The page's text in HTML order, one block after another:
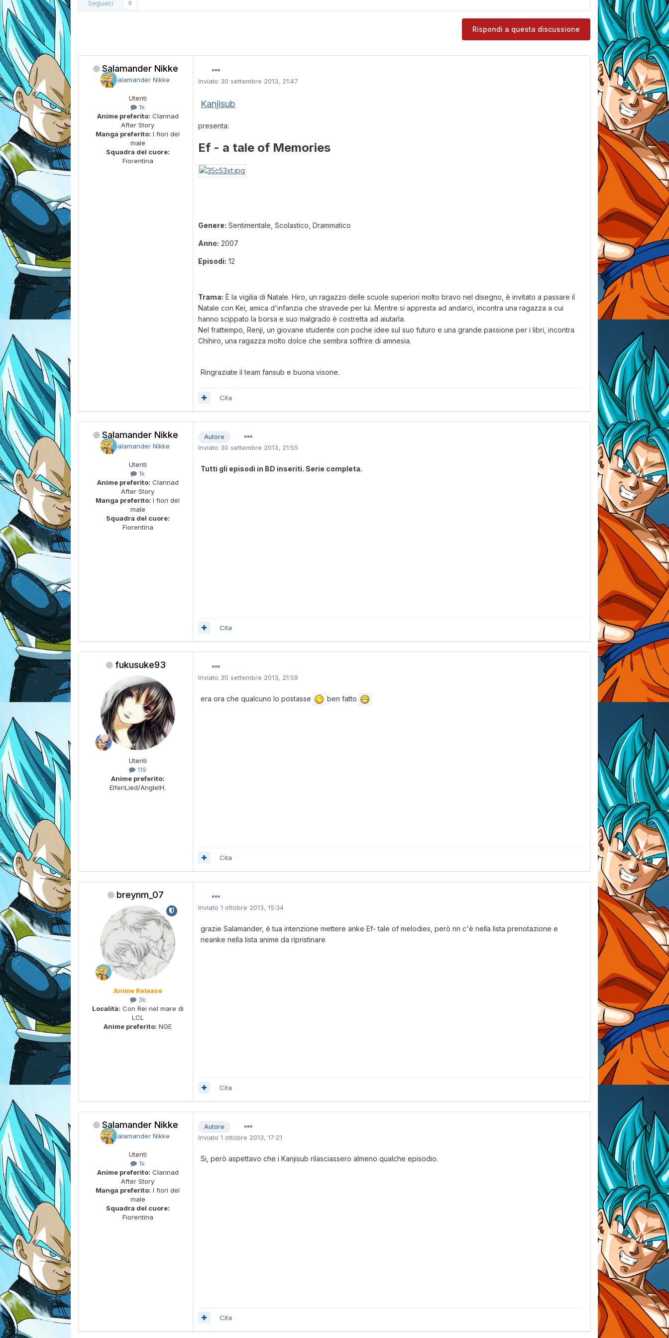
Seguaci 0
Rispondi a questa discussione
Salamander Nikke
Utenti
1k
Anime preferito: Clannad
After Story
Manga preferito: I fiori del
male
Squadra del cuore:
Fiorentina
Inviato 30 settembre 2013, 21:47
Kanjisub
presenta:
Ef - a tale of Memories
Genere: Sentimentale, Scolastico, Drammatico
Anno: 2007
Episodi: 12
Trama: È la vigilia di Natale. Hiro, un ragazzo delle scuole superiori molto bravo nel disegno, è invitato a passare il
Natale con Kei, amica d'infanzia che stravede per lui. Mentre si appresta ad andarci, incontra una ragazza a cui
hanno scippato la borsa e suo malgrado è costretta ad aiutarla.
Nel frattempo, Renji, un giovane studente con poche idee sul suo futuro e una grande passione per i libri, incontra
Chihiro, una ragazza molto dolce che sembra soffrire di amnesia.
Ringraziate il team fansub e buona visone.
Cita
Salamander Nikke
Utenti
1k
Anime preferito: Clannad
After Story
Manga preferito: I fiori del
male
Squadra del cuore:
Fiorentina
Autore
Inviato 30 settembre 2013, 21:55
Tutti gli episodi in BD inseriti. Serie completa.
Cita
fukusuke93
Utenti
119
Anime preferito:
ElfenLied/AnglelH.
Inviato 30 settembre 2013, 21:59
era ora che qualcuno lo postasse ben fatto
Cita
breynm_07
Anime Release
3k
Località: Con Rei nel mare di
LCL
Anime preferito: NGE
Inviato1 ottobre 2013, 15:34
grazie Salamander, è tua intenzione mettere anke Ef- tale of melodies, però nn c'è nella lista prenotazione e
neanke nella lista anime da ripristinare
Cita
Salamander Nikke
Utenti
1k
Anime preferito: Clannad
After Story
Manga preferito: I fiori del
male
Squadra del cuore:
Fiorentina
Autore
Inviato1 ottobre 2013, 17:21
Si, però aspettavo che i Kanjisub rilasciassero almeno qualche episodio.
Cita